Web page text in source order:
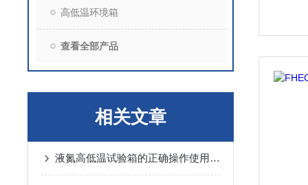
高低温环境箱
查看全部产品
相关文章
液氮高低温试验箱的正确操作使用指南